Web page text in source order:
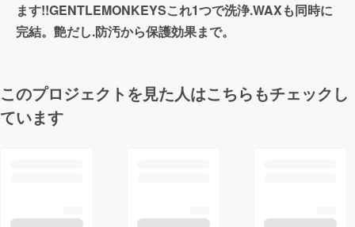
ます!!GENTLEMONKEYSこれ1つで洗浄.WAXも同時に
完結。艶だし.防汚から保護効果まで。
このプロジェクトを見た人はこちらもチェックし
ています